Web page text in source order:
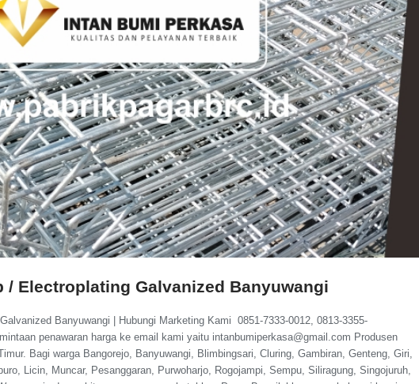
/ Electroplating Galvanized Banyuwangi
Banyuwangi | Hubungi Marketing Kami 0851-7333-0012, 0813-3355-
penawaran harga ke email kami yaitu intanbumiperkasa@gmail.com Produsen
Bagi warga Bangorejo, Banyuwangi, Blimbingsari, Cluring, Gambiran, Genteng, Giri,
Licin, Muncar, Pesanggaran, Purwoharjo, Rogojampi, Sempu, Siliragung, Singojuruh,